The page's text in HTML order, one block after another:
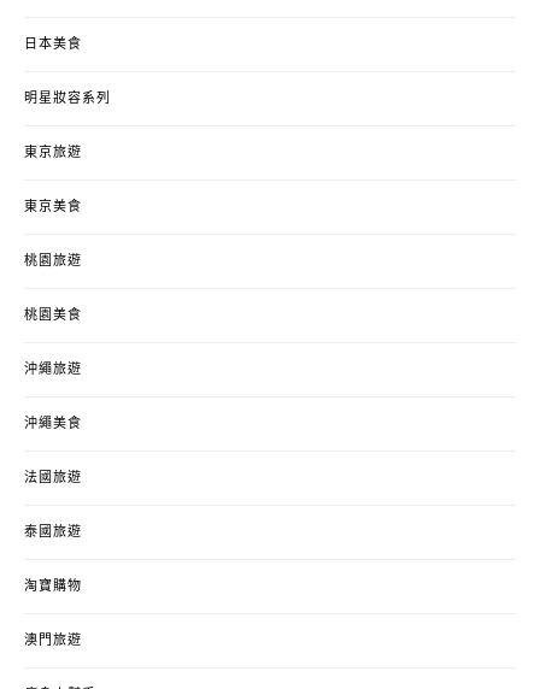
日本美食
明星妝容系列
東京旅遊
東京美食
桃園旅遊
桃園美食
沖繩旅遊
沖繩美食
法國旅遊
泰國旅遊
淘寶購物
澳門旅遊